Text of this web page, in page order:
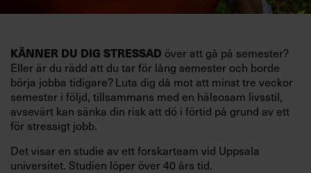
KÄNNER DU DIG STRESSAD över att gå på semester?
Eller är du rädd att du tar för lång semester och borde
börja jobba tidigare? Luta dig då mot att minst tre veckor
semester i följd, tillsammans med en hälsosam livsstil,
avsevärt kan sänka din risk att dö i förtid på grund av ett
för stressigt jobb.
Det visar en studie av ett forskarteam vid Uppsala
universitet. Studien löper över 40 års tid.